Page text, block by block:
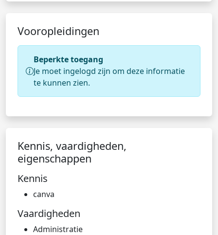
Vooropleidingen
Beperkte toegang
Je moet ingelogd zijn om deze informatie
te kunnen zien.
Kennis, vaardigheden,
eigenschappen
Kennis
canva
Vaardigheden
Administratie